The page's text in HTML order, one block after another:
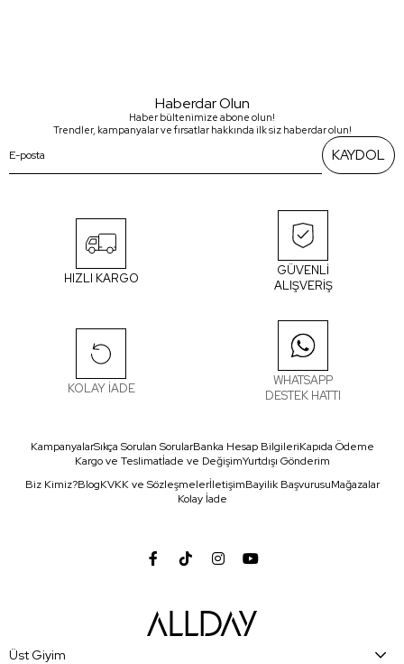
Haberdar Olun
Haber bültenimize abone olun!
Trendler, kampanyalar ve fırsatlar hakkında ilk siz haberdar olun!
KAYDOL
HIZLI KARGO
GÜVENLİ
ALIŞVERİŞ
KOLAY İADE
WHATSAPP
DESTEK HATTI
KampanyalarSıkça Sorulan SorularBanka Hesap BilgileriKapıda Ödeme
Kargo ve Teslimatİade ve DeğişimYurtdışı Gönderim
Biz Kimiz?BlogKVKK ve SözleşmelerİletişimBayilik BaşvurusuMağazalar
Kolay İade
Üst Giyim